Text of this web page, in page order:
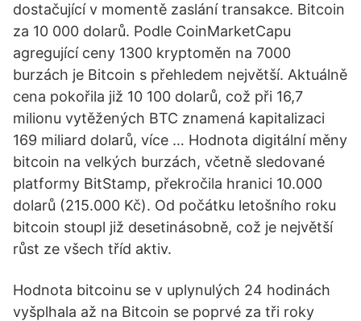
dostačující v momentě zaslání transakce. Bitcoin
za 10 000 dolarů. Podle CoinMarketCapu
agregující ceny 1300 kryptoměn na 7000
burzách je Bitcoin s přehledem největší. Aktuálně
cena pokořila již 10 100 dolarů, což při 16,7
milionu vytěžených BTC znamená kapitalizaci
169 miliard dolarů, více … Hodnota digitální měny
bitcoin na velkých burzách, včetně sledované
platformy BitStamp, překročila hranici 10.000
dolarů (215.000 Kč). Od počátku letošního roku
bitcoin stoupl již desetinásobně, což je největší
růst ze všech tříd aktiv.
Hodnota bitcoinu se v uplynulých 24 hodinách
vyšplhala až na Bitcoin se poprvé za tři roky